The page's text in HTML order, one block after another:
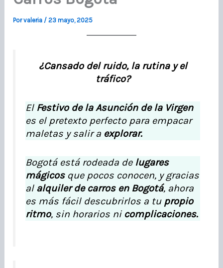
Porvaleria /23 mayo, 2025
¿Cansado del ruido, la rutina y el
tráfico?
El Festivo de la Asunción de la Virgen
es el pretexto perfecto para empacar
maletas y salir a explorar.
Bogotá está rodeada delugares
mágicosque pocos conocen, y gracias
al alquiler de carros en Bogotá, ahora
es más fácil descubrirlos a tu propio
ritmo, sin horarios ni complicaciones.